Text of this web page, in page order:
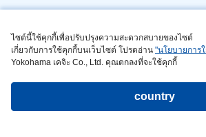
ไซต์นี้ใช้คุกกี้เพื่อปรับปรุงความสะดวกสบายของไซต์
เกี่ยวกับการใช้คุกกี้บนเว็บไซต์ โปรดอ่าน "นโยบายการ
Yokohama เคจิะ Co., Ltd. คุณตกลงที่จะใช้คุกกี้
country
​ ​
จัดการสัตวนี่ย
นี้
​ ​
ความยั่งยืน การดำเนินการ